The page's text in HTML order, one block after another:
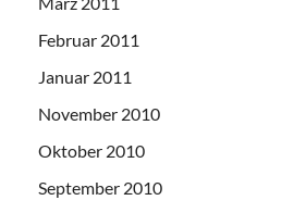
Februar 2011
Januar 2011
November 2010
Oktober 2010
September 2010